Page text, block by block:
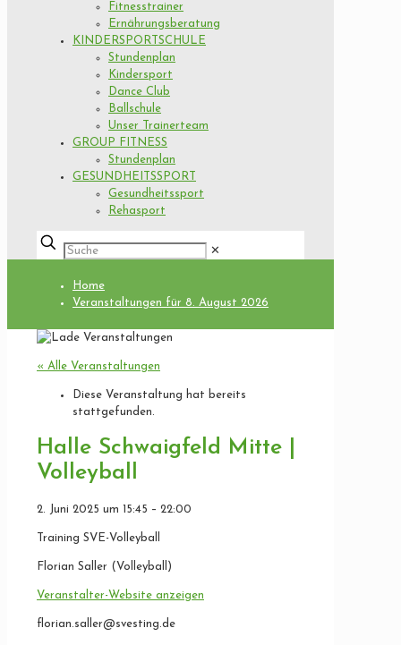
Fitnesstrainer
Ernährungsberatung
KINDERSPORTSCHULE
Stundenplan
Kindersport
Dance Club
Ballschule
Unser Trainerteam
GROUP FITNESS
Stundenplan
GESUNDHEITSSPORT
Gesundheitssport
Rehasport
✕
Home
Veranstaltungen für 8. August 2026
« Alle Veranstaltungen
Diese Veranstaltung hat bereits
stattgefunden.
Halle Schwaigfeld Mitte |
Volleyball
2. Juni 2025 um 15:45 – 22:00
Training SVE-Volleyball
Florian Saller (Volleyball)
Veranstalter-Website anzeigen
florian.saller@svesting.de